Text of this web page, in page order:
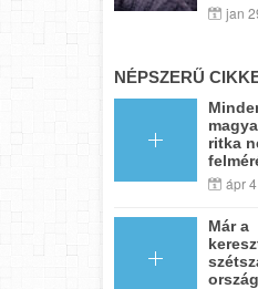
jan
NÉPSZERŰ
ritka
ápr 4
Már a
ország